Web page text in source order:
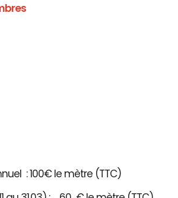
: 100€ le mètre (TTC)